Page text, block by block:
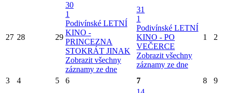
27 28 29
30
1
Podivínské LETNÍ
KINO -
PRINCEZNA
STOKRÁT JINAK
Zobrazit všechny
záznamy ze dne
31
1
Podivínské LETNÍ
KINO - PO
VEČERCE
Zobrazit všechny
záznamy ze dne
1 2
3 4 5 6 7 8 9